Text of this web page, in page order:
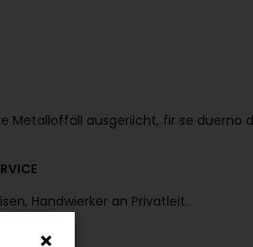
Metalloffäll ausgeriicht, fir se duerno
Handwierker an Privatleit.